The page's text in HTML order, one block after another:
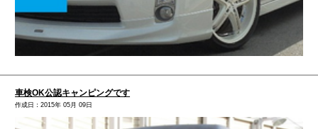
車検OK公認キャンピングです
作成日：2015年 05月 09日